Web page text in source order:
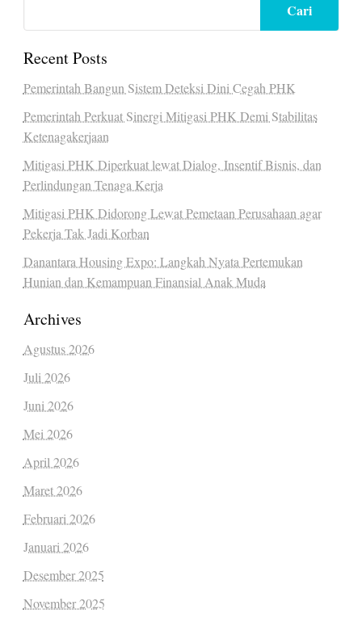
Cari
Recent Posts
Pemerintah Bangun Sistem Deteksi Dini Cegah PHK
Pemerintah Perkuat Sinergi Mitigasi PHK Demi Stabilitas
Ketenagakerjaan
Mitigasi PHK Diperkuat lewat Dialog, Insentif Bisnis, dan
Perlindungan Tenaga Kerja
Mitigasi PHK Didorong Lewat Pemetaan Perusahaan agar
Pekerja Tak Jadi Korban
Danantara Housing Expo: Langkah Nyata Pertemukan
Hunian dan Kemampuan Finansial Anak Muda
Archives
Agustus 2026
Juli 2026
Juni 2026
Mei 2026
April 2026
Maret 2026
Februari 2026
Januari 2026
Desember 2025
November 2025